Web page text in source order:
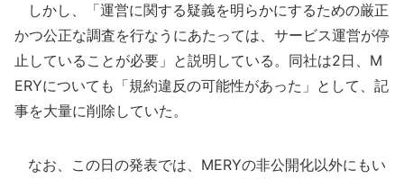
しかし、「運営に関する疑義を明らかにするための厳正
かつ公正な調査を行なうにあたっては、サービス運営が停
止していることが必要」と説明している。同社は2日、M
ERYについても「規約違反の可能性があった」として、記
事を大量に削除していた。
なお、この日の発表では、MERYの非公開化以外にもい